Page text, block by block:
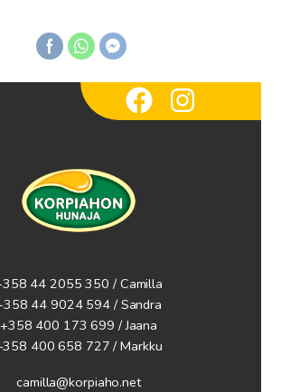
44 2055 350 / Camilla
44 9024 594 / Sandra
+358 400 173 699 / Jaana
400 658 727 / Markku
camilla@korpiaho.net